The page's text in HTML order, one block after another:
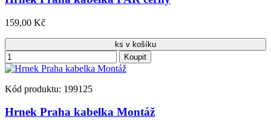
159,00 Kč
ks v košíku
Koupit
Kód produktu: 199125
Hrnek Praha kabelka Montáž